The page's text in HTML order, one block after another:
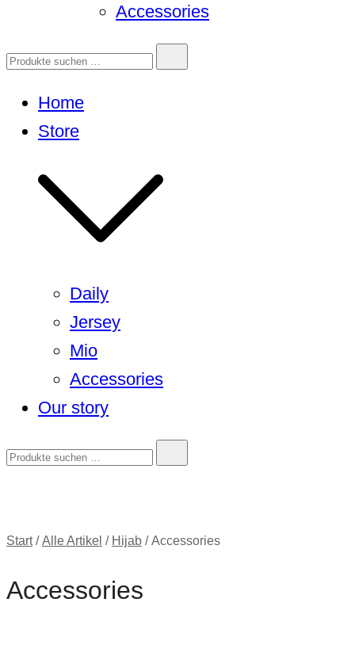
Accessories
Home
Store
Daily
Jersey
Mio
Accessories
Our story
Start/Alle Artikel / Hijab / Accessories
Accessories